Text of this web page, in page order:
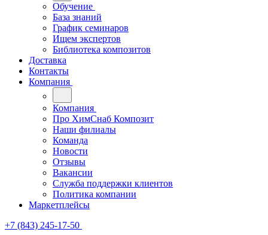
Обучение
База знаний
График семинаров
Ищем экспертов
Библиотека композитов
Доставка
Контакты
Компания
Компания
Про ХимСнаб Композит
Наши филиалы
Команда
Новости
Отзывы
Вакансии
Служба поддержки клиентов
Политика компании
Маркетплейсы
+7 (843) 245-17-50